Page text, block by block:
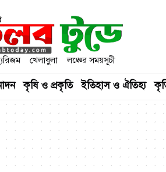
খেলাধুলা লঞ্চের সময়সূচী
কৃষি ও প্রকৃতি ইতিহাস ও ঐতিহ্য